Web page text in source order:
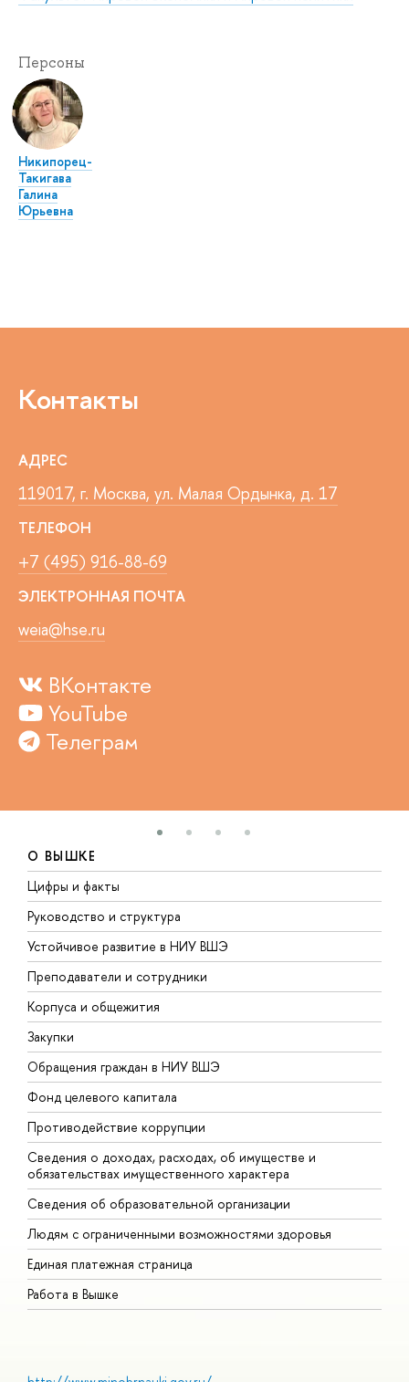
Персоны
Никипорец-
Такигава
Галина
Юрьевна
Контакты
АДРЕС
119017, г. Москва, ул. Малая Ордынка, д. 17
ТЕЛЕФОН
+7 (495) 916-88-69
ЭЛЕКТРОННАЯ ПОЧТА
weia@hse.ru
ВКонтакте
YouTube
Телеграм
О ВЫШКЕ
Цифры и факты
Руководство и структура
Устойчивое развитие в НИУ ВШЭ
Преподаватели и сотрудники
Корпуса и общежития
Закупки
Обращения граждан в НИУ ВШЭ
Фонд целевого капитала
Противодействие коррупции
Сведения о доходах, расходах, об имуществе и
обязательствах имущественного характера
Сведения об образовательной организации
Людям с ограниченными возможностями здоровья
Единая платежная страница
Работа в Вышке